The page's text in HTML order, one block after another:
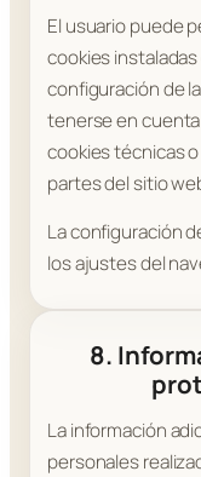
El usuario puede
cookies
configuración de
tenerse en
cookies técnicas
partes del sitio
La configuración
los ajustes del
8.
La información
personales